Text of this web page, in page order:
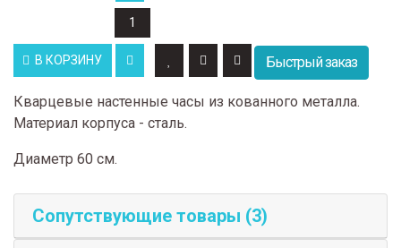
В КОРЗИНУ Быстрый заказ
Кварцевые настенные часы из кованного металла.
Материал корпуса - сталь.
Диаметр 60 см.
Сопутствующие товары (3)